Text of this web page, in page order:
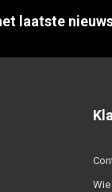
laatste